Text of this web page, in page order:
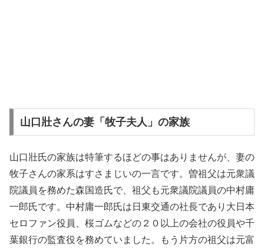
山口壯さんの妻「牧子夫人」の家族
山口壯氏の家族は特筆するほどの事はありませんが、妻の
牧子さんの家系はすさまじいの一言です。曽祖父は元衆議
院議員を務めた森国造氏で、祖父も元衆議院議員の中村庸
一郎氏です。中村庸一郎氏は日東交通の社長であり大日本
セロファン役員、桜ゴムなどの２０以上の会社の役員や千
葉銀行の監査役を務めていました。もう片方の祖父は元富